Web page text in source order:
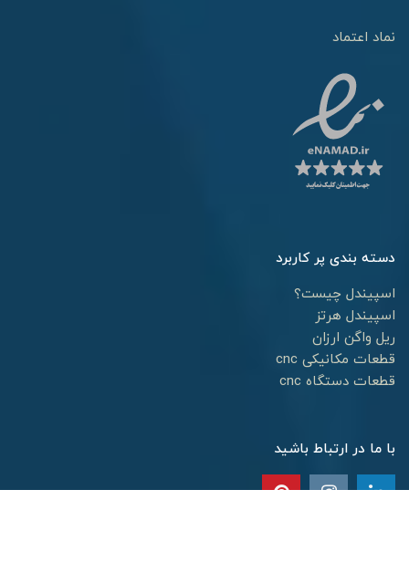
نماد اعتماد
دسته بندی پر کاربرد
اسپیندل چیست؟
اسپیندل هرتز
ریل واگن ارزان
قطعات مکانیکی cnc
قطعات دستگاه cnc
با ما در ارتباط باشید